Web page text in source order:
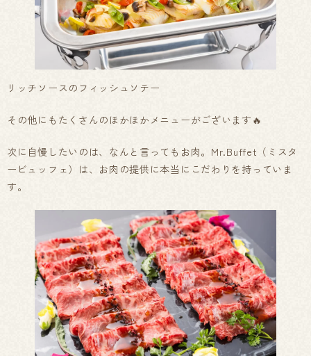
リッチソースのフィッシュソテー
その他にもたくさんのほかほかメニューがございます🔥
次に自慢したいのは、なんと言ってもお肉。Mr.Buffet（ミスタ
ービュッフェ）は、お肉の提供に本当にこだわりを持っていま
す。